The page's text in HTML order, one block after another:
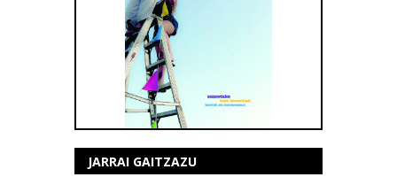
JARRAI GAITZAZU